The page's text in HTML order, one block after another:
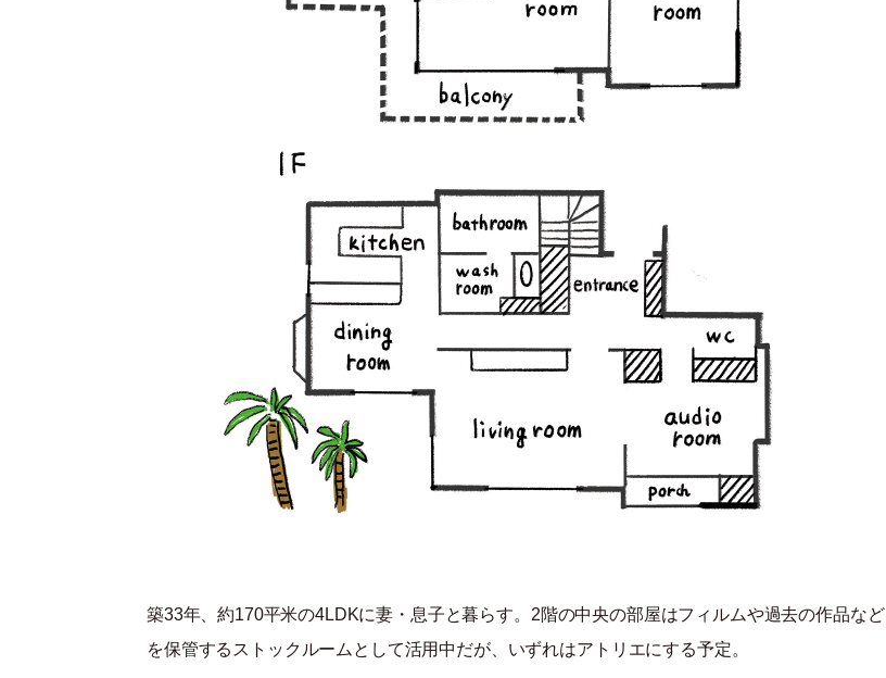
築33年、約170平米の4LDKに妻・息子と暮らす。2階の中央の部屋はフィルムや過去の作品など
を保管するストックルームとして活用中だが、いずれはアトリエにする予定。